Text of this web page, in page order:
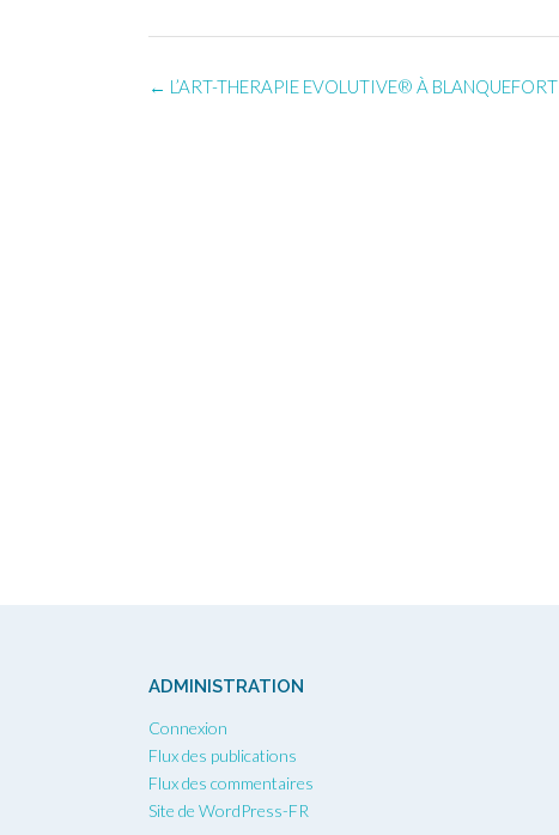
Post
← L’ART-THERAPIE EVOLUTIVE® À BLANQUEFORT
ADMINISTRATION
Connexion
Flux des publications
Flux des commentaires
Site de WordPress-FR